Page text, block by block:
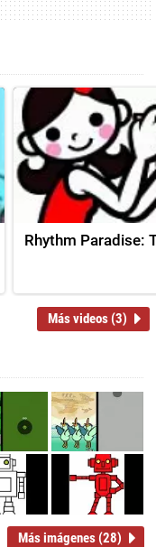
Rhythm Paradise:
Más videos (3)
Más imágenes (28)